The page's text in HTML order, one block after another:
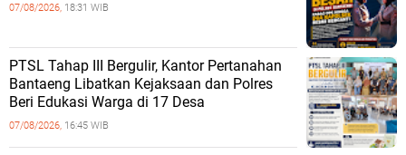
07/08/2026, 18:31 WIB
PTSL Tahap III Bergulir, Kantor Pertanahan
Bantaeng Libatkan Kejaksaan dan Polres
Beri Edukasi Warga di 17 Desa
07/08/2026, 16:45 WIB